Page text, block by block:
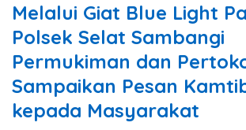
Melalui Giat Blue Light
Polsek Selat Sambangi
Permukiman dan
Sampaikan Pesan
kepada Masyarakat